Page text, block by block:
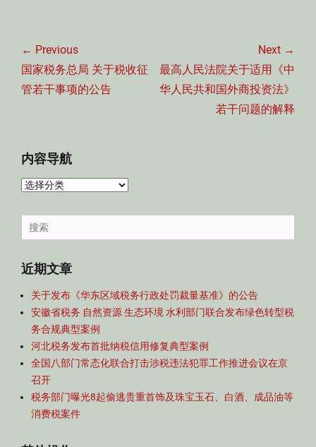
章
导
航
← Previous
Previous
post:
国家税务总局 关于税收征
管若干事项的公告
Next →
Next
post:
最高人民法院关于适用《中
华人民共和国外商投资法》
若干问题的解释
内容导航
内
导
航
Search
for:
近期文章
关于发布《华东区域税务行政处罚裁量基准》的公告
安徽省税务 自然资源 生态环境 水利部门联合发布绿色转型税
务合规典型案例
河北税务发布首批纳税信用修复典型案例
全国八部门常态化联合打击涉税违法犯罪工作推进会议在京
召开
税务部门曝光8起偷逃贵重首饰及珠宝玉石、白酒、成品油等
消费税案件